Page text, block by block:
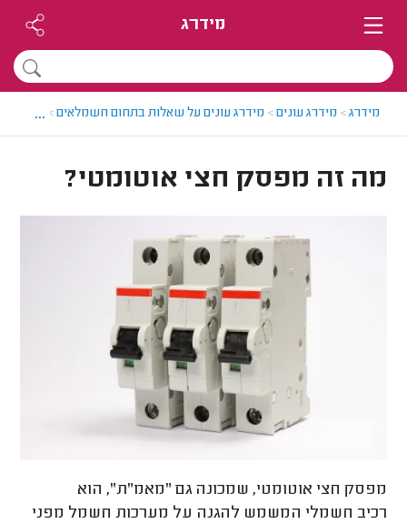
מידרג
מידרג> מידרג עונים> מידרג עונים על שאלות בתחום חשמלאים> מה זה
...
מה זה מפסק חצי אוטומטי?
מפסק חצי אוטומטי, שמכונה גם "מאמ"ת", הוא
רכיב חשמלי המשמש להגנה על מערכות חשמל מפני